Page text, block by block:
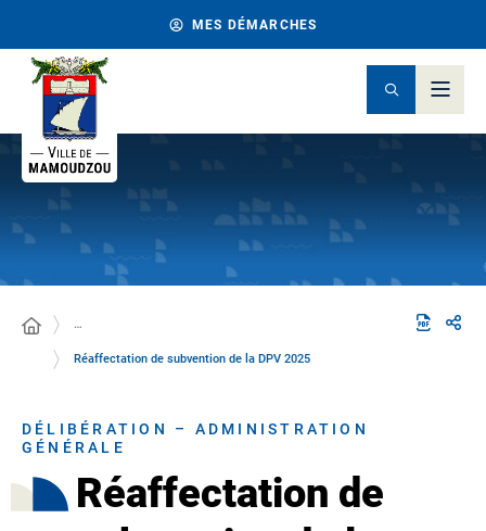
MES DÉMARCHES
…
Réaffectation de subvention de la DPV 2025
DÉLIBÉRATION – ADMINISTRATION
GÉNÉRALE
Réaffectation de